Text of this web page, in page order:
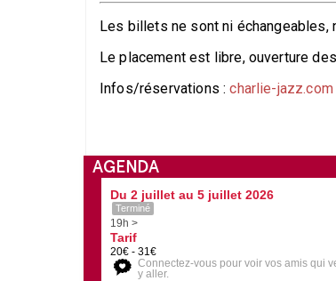
Les billets ne sont ni échangeables,
Le placement est libre, ouverture
Infos/réservations : charlie-jazz.com
AGENDA
Du 2 juillet au 5 juillet 2026
Terminé
19h >
Tarif
20€ - 31€
Connectez-vous pour voir vos amis qui
y aller.